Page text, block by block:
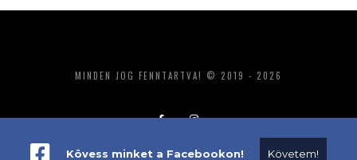
MINDEN JOG FENNTARTVA! © 2019 - 2026
Kövess minket a Facebookon! Követem!